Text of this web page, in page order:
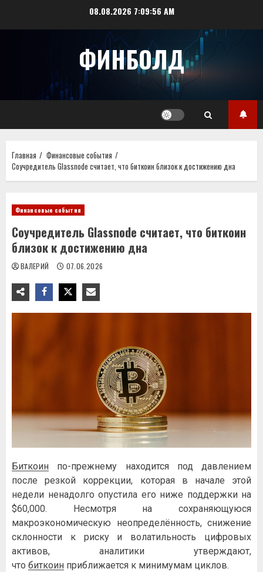
08.08.2026 7:09:57 AM
ФИНБОЛД
Главная
Финансовые события
Соучредитель Glassnode считает, что биткоин близок к достижению дна
Финансовые события
Соучредитель Glassnode считает, что биткоин
близок к достижению дна
ВАЛЕРИЙ 07.06.2026
Биткоин по-прежнему находится под давлением
после резкой коррекции, которая в начале этой
недели ненадолго опустила его ниже поддержки на
$60,000. Несмотря на сохраняющуюся
макроэкономическую неопределённость, снижение
склонности к риску и волатильность цифровых
активов, аналитики утверждают,
что биткоин приближается к минимумам циклов.